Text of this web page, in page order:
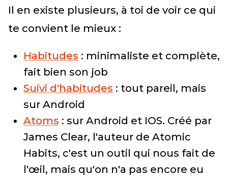
Il en existe plusieurs, à toi de voir ce qui
te convient le mieux :
Habitudes : minimaliste et complète,
fait bien son job
Suivi d'habitudes : tout pareil, mais
sur Android
Atoms : sur Android et IOS. Créé par
James Clear, l'auteur de Atomic
Habits, c'est un outil qui nous fait de
l'œil, mais qu'on n'a pas encore eu